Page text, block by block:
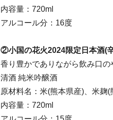
内容量：720ml
アルコール分：16度
②小国の花火2024限定日本酒(
香り豊かでありながら飲み口の
清酒 純米吟醸酒
原材料名：米(熊本県産)、米麹(
内容量：720ml